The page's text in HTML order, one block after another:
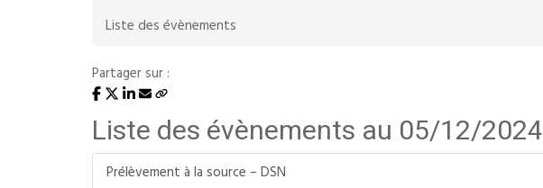
Liste des évènements
Partager sur :
Liste des évènements au 05/12/2024
Prélèvement à la source – DSN